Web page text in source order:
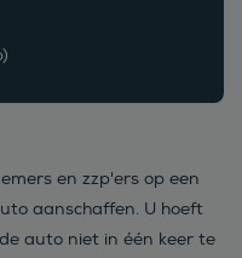
en zzp'ers op een
aanschaffen. U hoeft
auto niet in één keer te